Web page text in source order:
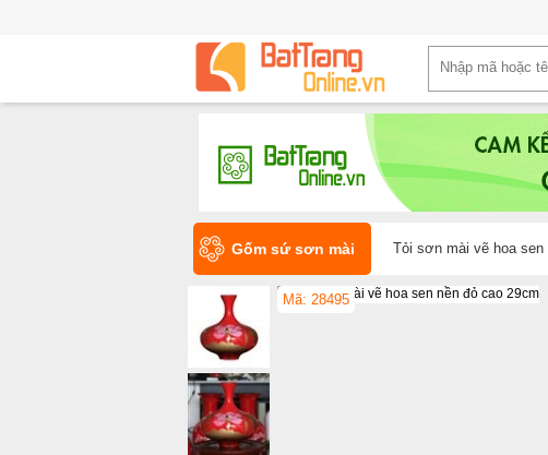
Gốm sứ sơn mài Tỏi sơn mài vẽ hoa sen
Mã: 28495